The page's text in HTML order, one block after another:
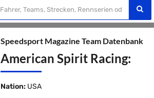
Speedsport Magazine Team Datenbank
American Spirit Racing:
Nation: USA